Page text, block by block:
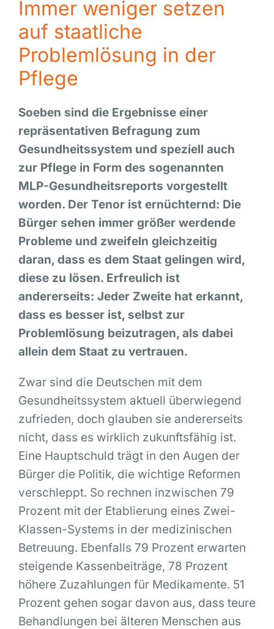
Immer weniger setzen
auf staatliche
Problemlösung in der
Pflege
Soeben sind die Ergebnisse einer
repräsentativen Befragung zum
Gesundheitssystem und speziell auch
zur Pflege in Form des sogenannten
MLP-Gesundheitsreports vorgestellt
worden. Der Tenor ist ernüchternd: Die
Bürger sehen immer größer werdende
Probleme und zweifeln gleichzeitig
daran, dass es dem Staat gelingen wird,
diese zu lösen. Erfreulich ist
andererseits: Jeder Zweite hat erkannt,
dass es besser ist, selbst zur
Problemlösung beizutragen, als dabei
allein dem Staat zu vertrauen.
Zwar sind die Deutschen mit dem
Gesundheitssystem aktuell überwiegend
zufrieden, doch glauben sie andererseits
nicht, dass es wirklich zukunftsfähig ist.
Eine Hauptschuld trägt in den Augen der
Bürger die Politik, die wichtige Reformen
verschleppt. So rechnen inzwischen 79
Prozent mit der Etablierung eines Zwei-
Klassen-Systems in der medizinischen
Betreuung. Ebenfalls 79 Prozent erwarten
steigende Kassenbeiträge, 78 Prozent
höhere Zuzahlungen für Medikamente. 51
Prozent gehen sogar davon aus, dass teure
Behandlungen bei älteren Menschen aus